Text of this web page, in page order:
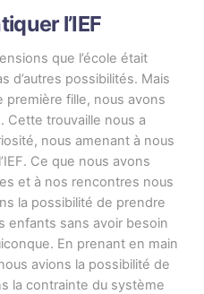
l’IEF
que l’école était
d’autres possibilités. Mais
fille, nous avons
Cette trouvaille nous a
nous amenant à nous
Ce que nous avons
et à nos rencontres nous
la possibilité de prendre
enfants sans avoir besoin
En prenant en main
avions la possibilité de
la contrainte du système